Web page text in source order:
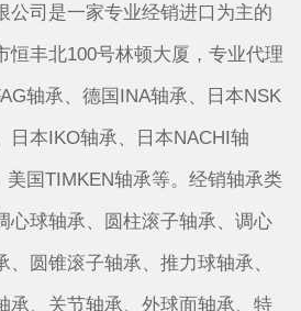
公司是一家专业经销进口为主的
恒丰北100号林顿大厦，专业代理
轴承、德国INA轴承、日本NSK
日本IKO轴承、日本NACHI轴
美国TIMKEN轴承等。经销轴承类
心球轴承、圆柱滚子轴承、调心
圆锥滚子轴承、推力球轴承、
承、关节轴承、外球面轴承、特